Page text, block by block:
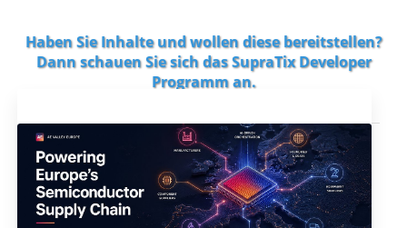
Haben Sie Inhalte und wollen diese bereitstellen?
Dann schauen Sie sich dasSupraTix Developer
Programman.